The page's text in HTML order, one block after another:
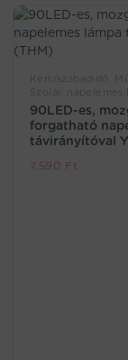
90LED-es,
forgatható
távirányítóval
7.590 Ft